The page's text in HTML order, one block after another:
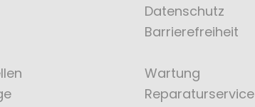
Datenschutz
Barrierefreiheit
Wartung
Reparaturservice